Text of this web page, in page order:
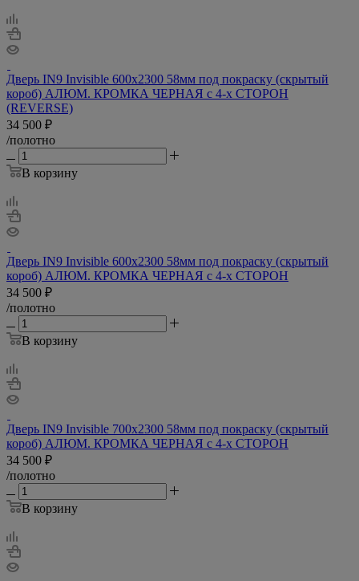
Дверь IN9 Invisible 600х2300 58мм под покраску (скрытый
короб) АЛЮМ. КРОМКА ЧЕРНАЯ с 4-х СТОРОН
(REVERSE)
34 500 ₽
/полотно
В корзину
Дверь IN9 Invisible 600х2300 58мм под покраску (скрытый
короб) АЛЮМ. КРОМКА ЧЕРНАЯ с 4-х СТОРОН
34 500 ₽
/полотно
В корзину
Дверь IN9 Invisible 700х2300 58мм под покраску (скрытый
короб) АЛЮМ. КРОМКА ЧЕРНАЯ с 4-х СТОРОН
34 500 ₽
/полотно
В корзину